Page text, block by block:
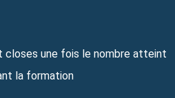
closes une fois le nombre atteint
la formation